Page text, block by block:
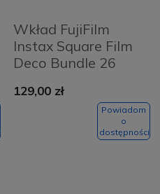
Wkład FujiFilm
Instax Square Film
Deco Bundle 26
129,00 zł
Powiadom
o
dostępności